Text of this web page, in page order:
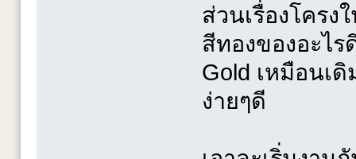
ส่วนเรื่องโครง
สีทองของอะไ
Gold เหมือนเ
ง่ายๆดี